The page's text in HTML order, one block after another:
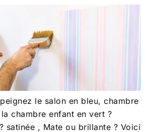
le salon en bleu, chambre
chambre enfant en vert ?
satinée , Mate ou brillante ? Voici